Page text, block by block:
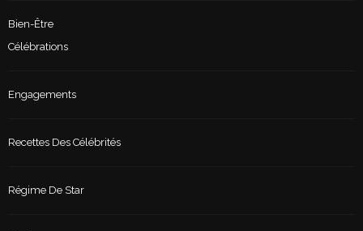
Bien-Être
Célébrations
Engagements
Recettes Des Célébrités
Régime De Star